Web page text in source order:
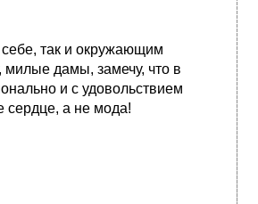
так и окружающим
дамы, замечу, что в
и с удовольствием
сердце, а не мода!